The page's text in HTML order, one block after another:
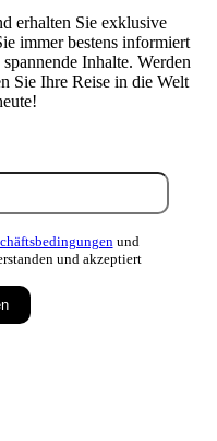
erhalten Sie exklusive
immer bestens informiert
Inhalte. Werden
Sie Ihre Reise in die Welt
und
und akzeptiert